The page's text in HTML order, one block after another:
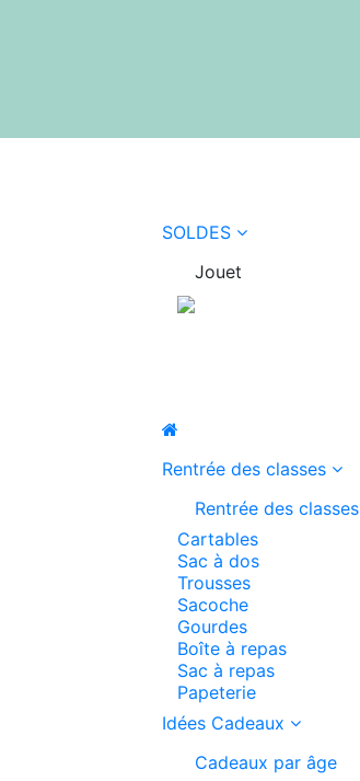
SOLDES
Jouet
Rentrée des classes
Rentrée des classes
Cartables
Sac à dos
Trousses
Sacoche
Gourdes
Boîte à repas
Sac à repas
Papeterie
Idées Cadeaux
Cadeaux par âge